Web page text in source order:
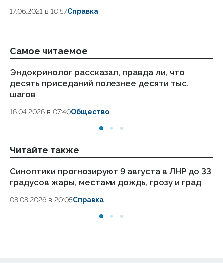
17.06.2021 в 10:57Справка
Самое читаемое
Эндокринолог рассказал, правда ли, что
десять приседаний полезнее десяти тыс.
шагов
16.04.2026 в 07:40Общество
Читайте также
Синоптики прогнозируют 9 августа в ЛНР до 33
градусов жары, местами дождь, грозу и град
08.08.2026 в 20:05Справка